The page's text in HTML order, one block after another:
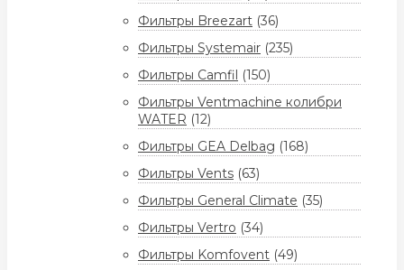
Фильтры Breezart (36)
Фильтры Systemair (235)
Фильтры Camfil (150)
Фильтры Ventmachine колибри
WATER (12)
Фильтры GEA Delbag (168)
Фильтры Vents (63)
Фильтры General Climate (35)
Фильтры Vertro (34)
Фильтры Komfovent (49)